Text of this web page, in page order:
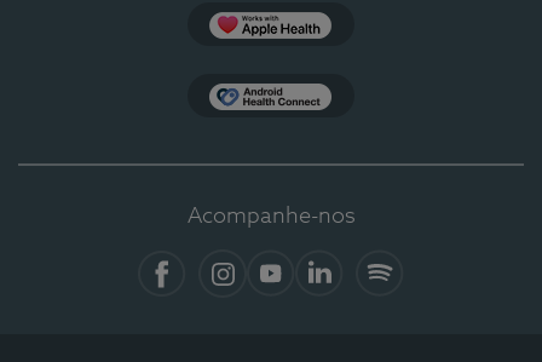
Acompanhe-nos